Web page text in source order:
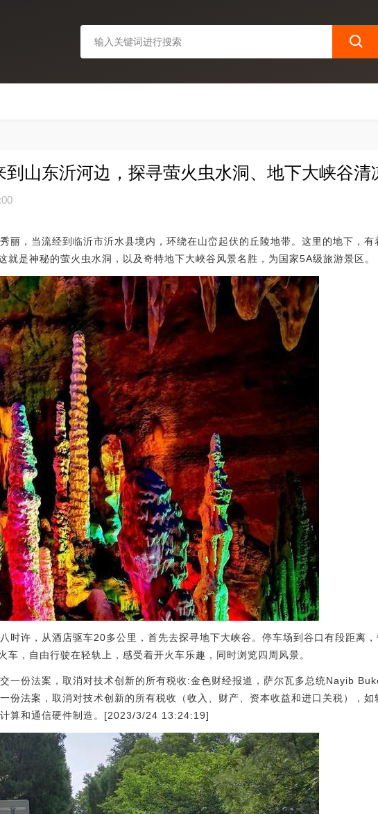
山东沂河边，探寻萤火虫水洞、地下大峡谷清
丽，当流经到临沂市沂水县境内，环绕在山峦起伏的丘陵地带。这里的地下，有
就是神秘的萤火虫水洞，以及奇特地下大峽谷风景名胜，为国家5A级旅游景区。
时许，从酒店驱车20多公里，首先去探寻地下大峡谷。停车场到谷口有段距离，
车，自由行驶在轻轨上，感受着开火车乐趣，同时浏览四周风景。
一份法案，取消对技术创新的所有税收:金色财经报道，萨尔瓦多总统Nayib
份法案，取消对技术创新的所有税收（收入、财产、资本收益和进口关税），如
算和通信硬件制造。[2023/3/24 13:24:19]